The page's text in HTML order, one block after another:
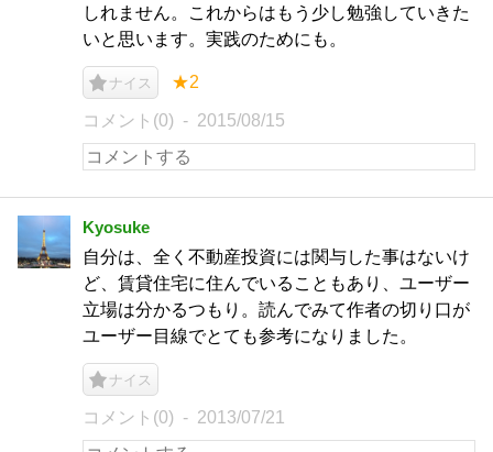
しれません。これからはもう少し勉強していきた
いと思います。実践のためにも。
ナイス ★2
コメント(0) 2015/08/15
Kyosuke
自分は、全く不動産投資には関与した事はないけ
ど、賃貸住宅に住んでいることもあり、ユーザー
立場は分かるつもり。読んでみて作者の切り口が
ユーザー目線でとても参考になりました。
ナイス
コメント(0) 2013/07/21